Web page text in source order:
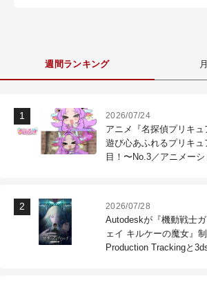
週間ランキング
2026/07/24
アニメ『名探偵プリキ
遊び心あふれるプリキ
目！〜No.3／アニメー
2026/07/28
Autodeskが『機動戦士
ェイ キルケーの魔女』
Production Trackingと